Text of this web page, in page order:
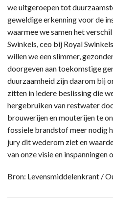
we uitgeroepen tot
geweldige erkenning voor de
waarmee we samen het
Swinkels, ceo bij Royal
willen we een slimmer,
doorgeven aan toekomstige
duurzaamheid zijn daarom bij
zitten in iedere beslissing die
hergebruiken van restwater
brouwerijen en mouterijen te
fossiele brandstof meer nodig
jury dit wederom ziet en
van onze visie en inspanningen
Bron: Levensmiddelenkrant /